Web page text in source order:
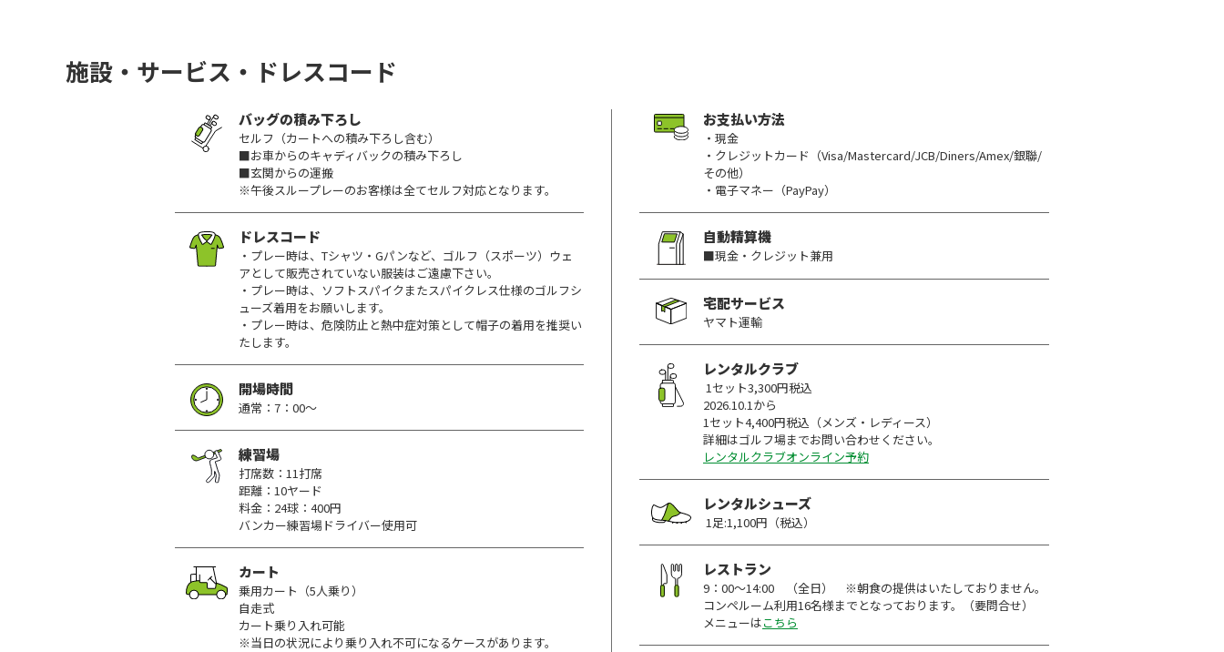
施設・サービス・ドレスコード
バッグの積み下ろし
セルフ（カートへの積み下ろし含む）
■お車からのキャディバックの積み下ろし
■玄関からの運搬
※午後スループレーのお客様は全てセルフ対応となります。
ドレスコード
・プレー時は、Tシャツ・Gパンなど、ゴルフ（スポーツ）ウェ
アとして販売されていない服装はご遠慮下さい。
・プレー時は、ソフトスパイクまたスパイクレス仕様のゴルフシ
ューズ着用をお願いします。
・プレー時は、危険防止と熱中症対策として帽子の着用を推奨い
たします。
開場時間
通常：7：00～
練習場
打席数：11打席
距離：10ヤード
料金：24球：400円
バンカー練習場ドライバー使用可
カート
乗用カート（5人乗り）
自走式
カート乗り入れ可能
※当日の状況により乗り入れ不可になるケースがあります。
お支払い方法
・現金
・クレジットカード（Visa/Mastercard/JCB/Diners/Amex/銀聯/
その他）
・電子マネー（PayPay）
自動精算機
■現金・クレジット兼用
宅配サービス
ヤマト運輸
レンタルクラブ
1セット3,300円税込
2026.10.1から
1セット4,400円税込（メンズ・レディース）
詳細はゴルフ場までお問い合わせください。
レンタルクラブオンライン予約
レンタルシューズ
1足:1,100円（税込）
レストラン
9：00～14:00 （全日） ※朝食の提供はいたしておりません。
コンペルーム利用16名様までとなっております。（要問合せ）
メニューはこちら